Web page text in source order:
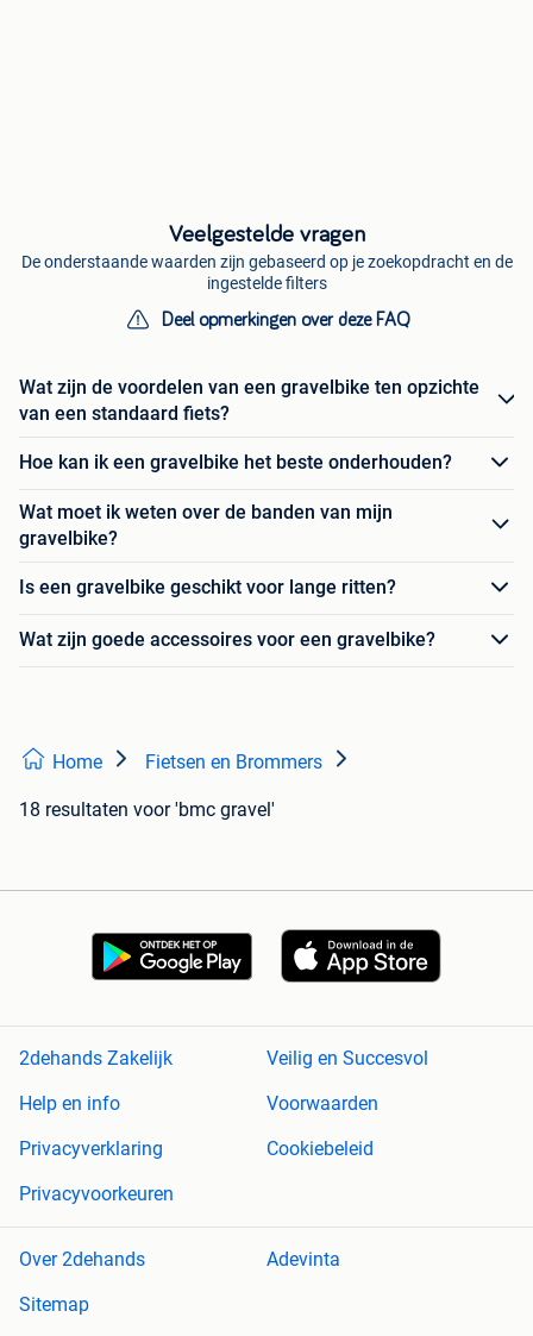
Veelgestelde vragen
De onderstaande waarden zijn gebaseerd op je zoekopdracht en de
ingestelde filters
Deel opmerkingen over deze FAQ
Wat zijn de voordelen van een gravelbike ten opzichte
van een standaard fiets?
Hoe kan ik een gravelbike het beste onderhouden?
Wat moet ik weten over de banden van mijn
gravelbike?
Is een gravelbike geschikt voor lange ritten?
Wat zijn goede accessoires voor een gravelbike?
Home Fietsen en Brommers
18 resultaten voor 'bmc gravel'
2dehands Zakelijk
Veilig en Succesvol
Help en info
Voorwaarden
Privacyverklaring
Cookiebeleid
Privacyvoorkeuren
Over 2dehands
Adevinta
Sitemap